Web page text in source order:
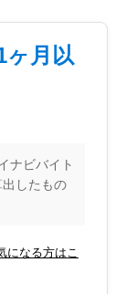
ヶ月以
ナビバイト
したもの
になる方はこ